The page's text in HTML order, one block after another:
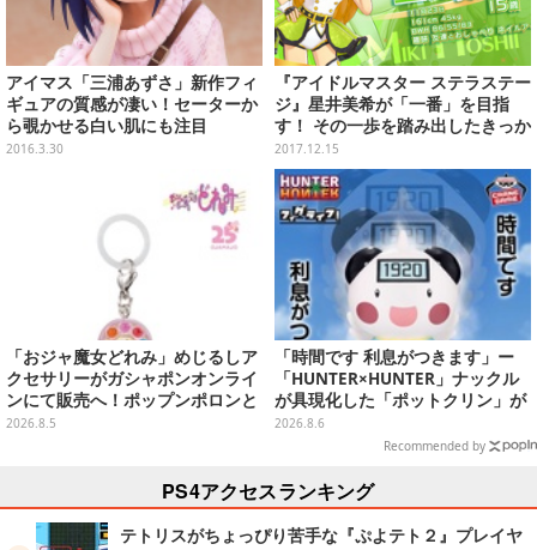
アイマス「三浦あずさ」新作フィ
ギュアの質感が凄い！セーターか
ら覗かせる白い肌にも注目
2016.3.30
『アイドルマスター ステラステー
ジ』星井美希が「一番」を目指
す！ その一歩を踏み出したきっか
けとは…
2017.12.15
「おジャ魔女どれみ」めじるしア
クセサリーがガシャポンオンライ
ンにて販売へ！ポップンポロンと
魔法玉の2連チャームなど全9種
2026.8.5
「時間です 利息がつきます」ー
「HUNTER×HUNTER」ナックル
が具現化した「ポットクリン」が
貯金箱としてプライズ展開
2026.8.6
Recommended by
PS4アクセスランキング
テトリスがちょっぴり苦手な『ぷよテト２』プレイヤ